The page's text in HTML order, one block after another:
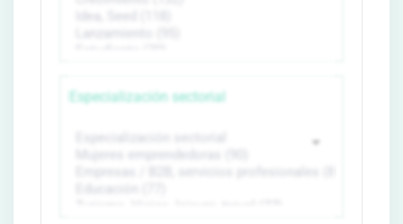
Especialización sectorial